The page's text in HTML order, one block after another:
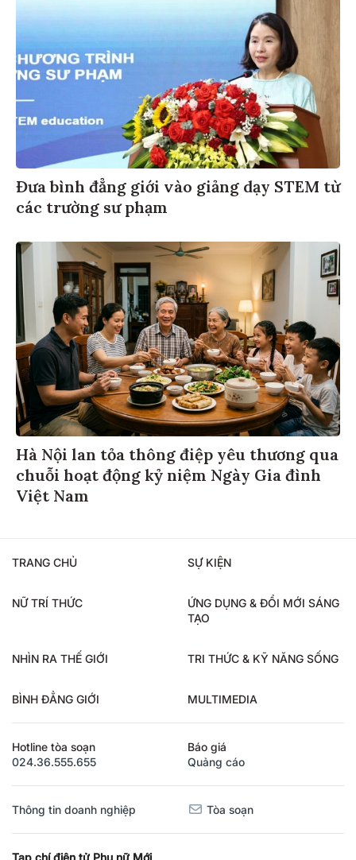
Đưa bình đẳng giới vào giảng dạy STEM từ
các trường sư phạm
Hà Nội lan tỏa thông điệp yêu thương qua
chuỗi hoạt động kỷ niệm Ngày Gia đình
Việt Nam
TRANG CHỦ SỰ KIỆN
NỮ TRÍ THỨC
ỨNG DỤNG & ĐỔI MỚI SÁNG
TẠO
NHÌN RA THẾ GIỚI TRI THỨC & KỸ NĂNG SỐNG
BÌNH ĐẲNG GIỚI MULTIMEDIA
Hotline tòa soạn
024.36.555.655
Báo giá
Quảng cáo
Thông tin doanh nghiệp Tòa soạn
Tạp chí điện tử Phụ nữ Mới